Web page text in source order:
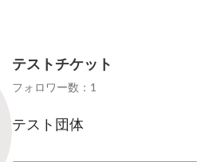
テストチケット
フォロワー数：1
テスト団体